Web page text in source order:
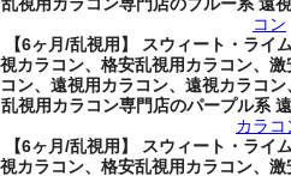
コン
【6ヶ月/乱視用】 スウィート・ライ
視カラコン、格安乱視用カラコン、
コン、遠視用カラコン、遠視カラコ
乱視用カラコン専門店のパープル系
カラコ
【6ヶ月/乱視用】 スウィート・ライ
視カラコン、格安乱視用カラコン、